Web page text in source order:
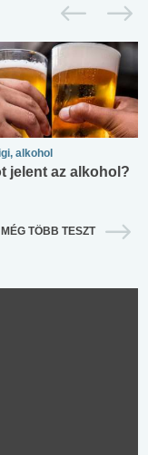
alkohol
jelent az alkohol?
MÉG TÖBB TESZT